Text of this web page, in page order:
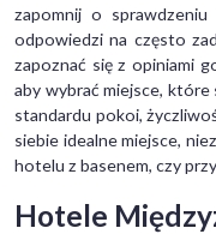
zapomnij o
odpowiedzi na często
zapoznać się z opiniami
aby wybrać miejsce, które
standardu pokoi,
siebie idealne miejsce,
hotelu z basenem, czy
Hotele